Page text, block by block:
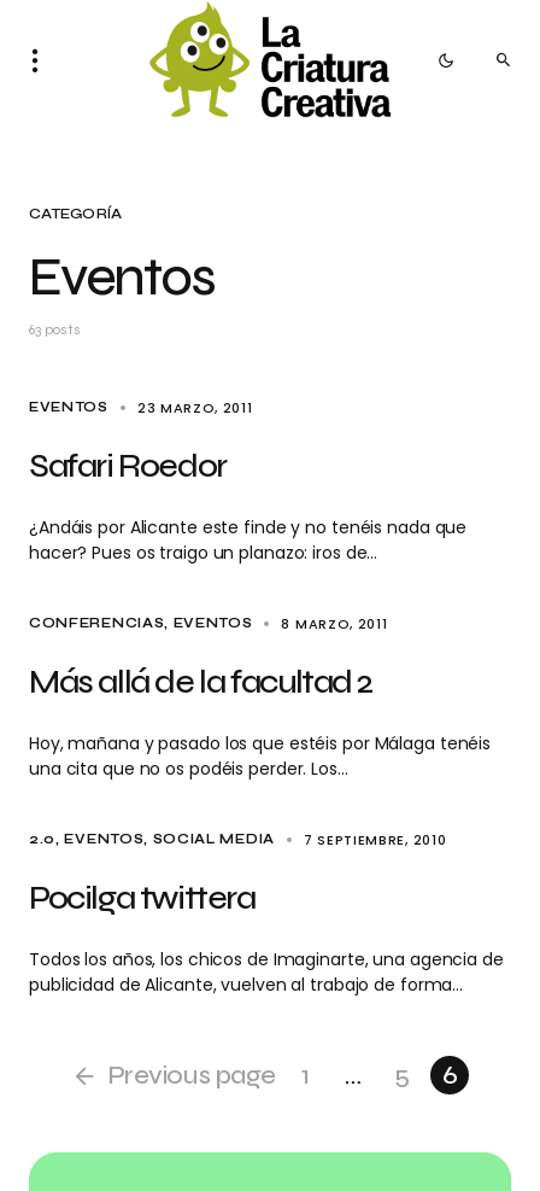
CATEGORÍA
Eventos
63 posts
EVENTOS 23 MARZO, 2011
Safari Roedor
¿Andáis por Alicante este finde y no tenéis nada que
hacer? Pues os traigo un planazo: iros de…
CONFERENCIAS EVENTOS 8 MARZO, 2011
Más allá de la facultad 2
Hoy, mañana y pasado los que estéis por Málaga tenéis
una cita que no os podéis perder. Los…
2.0 EVENTOS SOCIAL MEDIA 7 SEPTIEMBRE, 2010
Pocilga twittera
Todos los años, los chicos de Imaginarte, una agencia de
publicidad de Alicante, vuelven al trabajo de forma…
Previous page 1 … 5 6